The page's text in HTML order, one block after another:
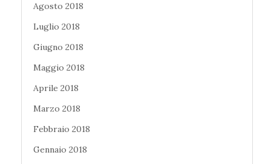
Agosto 2018
Luglio 2018
Giugno 2018
Maggio 2018
Aprile 2018
Marzo 2018
Febbraio 2018
Gennaio 2018